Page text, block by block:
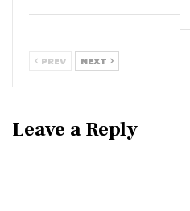
PREV NEXT
Leave a Reply